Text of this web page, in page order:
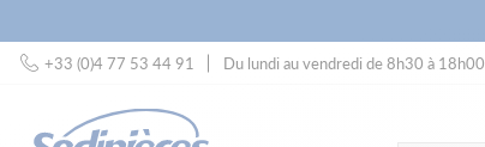
+33 (0)4 77 53 44 91
Du lundi au vendredi de 8h30 à 18h00